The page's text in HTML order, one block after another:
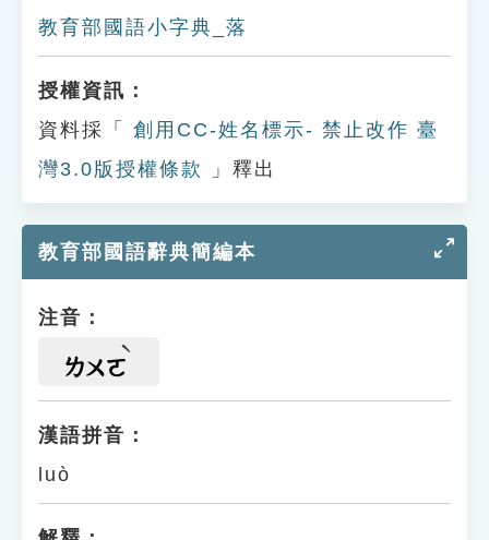
教育部國語小字典_落
授權資訊：
資料採「
創用CC-姓名標示- 禁止改作 臺
灣3.0版授權條款
」釋出
教育部國語辭典簡編本
注音：
ㄌㄨㄛ
漢語拼音：
luò